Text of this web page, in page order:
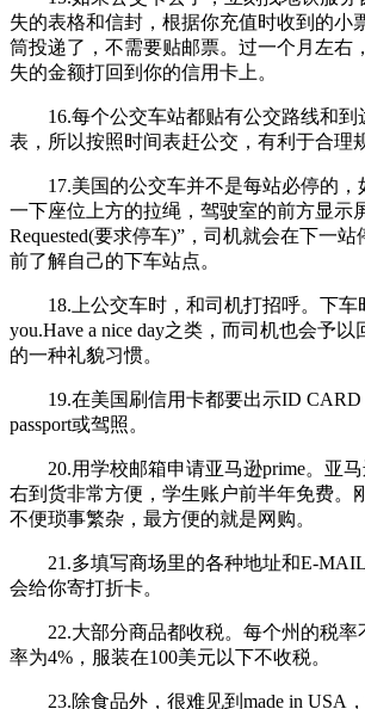
失的表格和信封，根据你充值时收到的小
筒投递了，不需要贴邮票。过一个月左右
失的金额打回到你的信用卡上。
16.每个公交车站都贴有公交路线和到
表，所以按照时间表赶公交，有利于合理
17.美国的公交车并不是每站必停的，
一下座位上方的拉绳，驾驶室的前方显示
Requested(要求停车)”，司机就会在下一
前了解自己的下车站点。
18.上公交车时，和司机打招呼。下车
you.Have a nice day之类，而司机也会予以
的一种礼貌习惯。
19.在美国刷信用卡都要出示ID CARD
passport或驾照。
20.用学校邮箱申请亚马逊prime。亚马
右到货非常方便，学生账户前半年免费。
不便琐事繁杂，最方便的就是网购。
21.多填写商场里的各种地址和E-MAIL
会给你寄打折卡。
22.大部分商品都收税。每个州的税率
率为4%，服装在100美元以下不收税。
23.除食品外，很难见到made in USA，